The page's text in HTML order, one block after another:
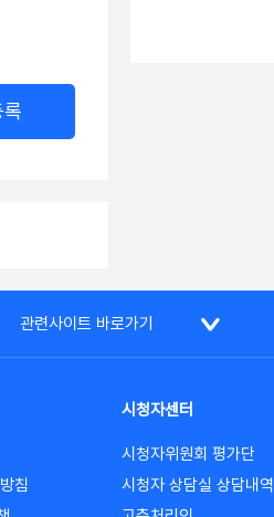
관련사이트 바로가기
침
시청자센터
시청자위원회 평가단
시청자 상담실 상담내역